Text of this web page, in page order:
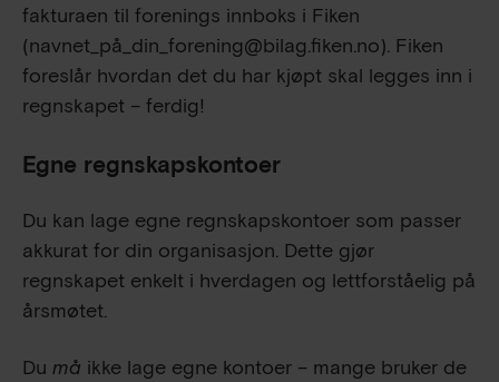
fakturaen til forenings innboks i Fiken
(navnet_på_din_forening@bilag.fiken.no). Fiken
foreslår hvordan det du har kjøpt skal legges inn i
regnskapet – ferdig!
Egne regnskapskontoer
Du kan lage egne regnskapskontoer som passer
akkurat for din organisasjon. Dette gjør
regnskapet enkelt i hverdagen og lettforståelig på
årsmøtet.
Du må ikke lage egne kontoer – mange bruker de